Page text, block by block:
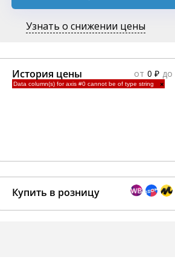
Узнать о снижении цены
История цены от 0 ₽ до
Data column(s) for axis #0 cannot be of type string ×
Купить в розницу